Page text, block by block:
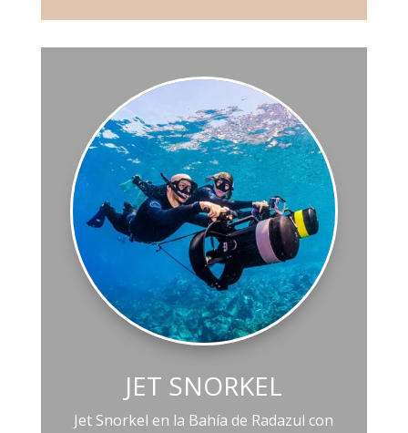
JET SNORKEL
Jet Snorkel en la Bahía de Radazul con